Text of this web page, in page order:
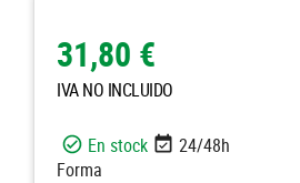
31,80 €
IVA NO INCLUIDO
En stock
24/48h
Forma